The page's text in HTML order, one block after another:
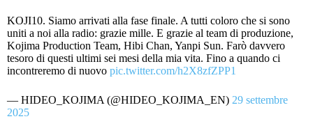
KOJI10. Siamo arrivati ​​alla fase finale. A tutti coloro che si sono
uniti a noi alla radio: grazie mille. E grazie al team di produzione,
Kojima Production Team, Hibi Chan, Yanpi Sun. Farò davvero
tesoro di questi ultimi sei mesi della mia vita. Fino a quando ci
incontreremo di nuovo pic.twitter.com/h2X8zfZPP1
— HIDEO_KOJIMA (@HIDEO_KOJIMA_EN) 29 settembre
2025